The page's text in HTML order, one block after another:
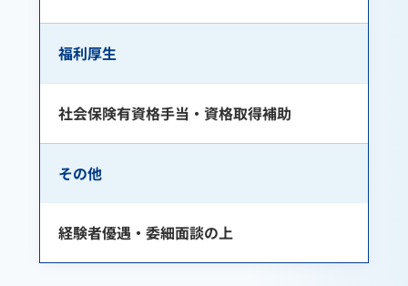
福利厚生
社会保険有資格手当・資格取得補助
その他
経験者優遇・委細面談の上